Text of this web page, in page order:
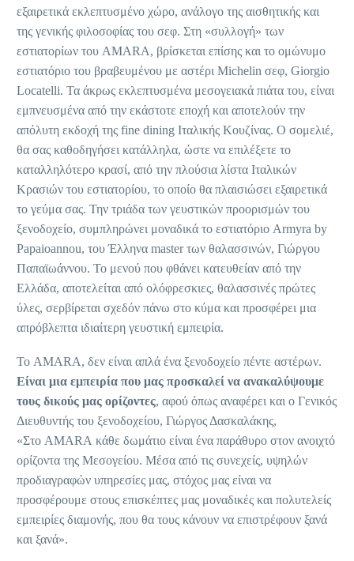
εξαιρετικά εκλεπτυσμένο χώρο, ανάλογο της αισθητικής και
της γενικής φιλοσοφίας του σεφ. Στη «συλλογή» των
εστιατορίων του AMARA, βρίσκεται επίσης και το ομώνυμο
εστιατόριο του βραβευμένου με αστέρι Michelin σεφ, Giorgio
Locatelli. Τα άκρως εκλεπτυσμένα μεσογειακά πιάτα του, είναι
εμπνευσμένα από την εκάστοτε εποχή και αποτελούν την
απόλυτη εκδοχή της fine dining Ιταλικής Κουζίνας. O σομελιέ,
θα σας καθοδηγήσει κατάλληλα, ώστε να επιλέξετε το
καταλληλότερο κρασί, από την πλούσια λίστα Ιταλικών
Κρασιών του εστιατορίου, το οποίο θα πλαισιώσει εξαιρετικά
το γεύμα σας. Την τριάδα των γευστικών προορισμών του
ξενοδοχείο, συμπληρώνει μοναδικά το εστιατόριο Armyra by
Papaioannou, του Έλληνα master των θαλασσινών, Γιώργου
Παπαϊωάννου. Το μενού που φθάνει κατευθείαν από την
Ελλάδα, αποτελείται από ολόφρεσκιες, θαλασσινές πρώτες
ύλες, σερβίρεται σχεδόν πάνω στο κύμα και προσφέρει μια
απρόβλεπτα ιδιαίτερη γευστική εμπειρία.
Το AMARA, δεν είναι απλά ένα ξενοδοχείο πέντε αστέρων.
Είναι μια εμπειρία που μας προσκαλεί να ανακαλύψουμε
τους δικούς μας ορίζοντες, αφού όπως αναφέρει και ο Γενικός
Διευθυντής του ξενοδοχείου, Γιώργος Δασκαλάκης,
«Στο AMARA κάθε δωμάτιο είναι ένα παράθυρο στον ανοιχτό
ορίζοντα της Μεσογείου. Μέσα από τις συνεχείς, υψηλών
προδιαγραφών υπηρεσίες μας, στόχος μας είναι να
προσφέρουμε στους επισκέπτες μας μοναδικές και πολυτελείς
εμπειρίες διαμονής, που θα τους κάνουν να επιστρέφουν ξανά
και ξανά».